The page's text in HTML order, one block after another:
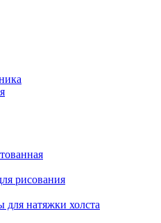
рисования
для натяжки холста